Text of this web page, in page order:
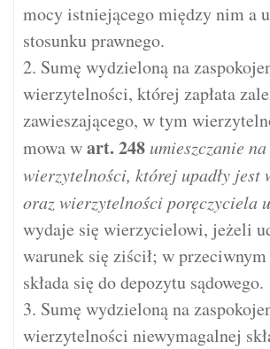
mocy istniejącego między nim a
stosunku prawnego.
2. Sumę wydzieloną na
wierzytelności, której zapłata
zawieszającego, w tym
mowa wart. 248 umieszczanie
wierzytelności, której upadły jest
oraz wierzytelności poręczyciela
wydaje się wierzycielowi, jeżeli
warunek się ziścił; w
składa się do depozytu sądowego.
3. Sumę wydzieloną na
wierzytelności niewymagalnej